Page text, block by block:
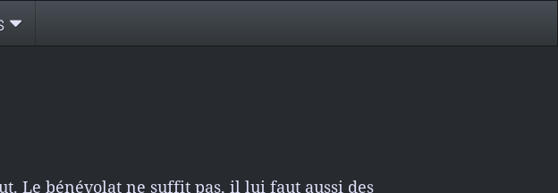
Le bénévolat ne suffit pas, il lui faut aussi des